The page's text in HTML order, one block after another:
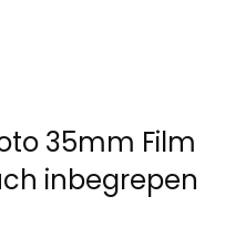
35mm Film
inbegrepen